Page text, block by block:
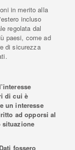
in merito alla
incluso
regolata dal
paesi, come ad
di sicurezza
di cui è
un interesse
ad opporsi al
fossero